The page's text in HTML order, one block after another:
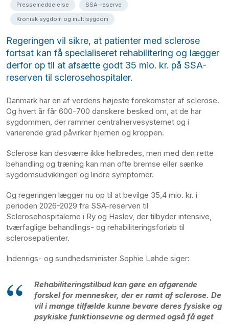
Pressemeddelelse
SSA-reserve
Kronisk sygdom og multisygdom
Regeringen vil sikre, at patienter med sclerose
fortsat kan få specialiseret rehabilitering og lægger
derfor op til at afsætte godt 35 mio. kr. på SSA-
reserven til sclerosehospitaler.
Danmark har en af verdens højeste forekomster af sclerose.
Og hvert år får 600-700 danskere besked om, at de har
sygdommen, der rammer centralnervesystemet og i
varierende grad påvirker hjernen og kroppen.
Sclerose kan desværre ikke helbredes, men med den rette
behandling og træning kan man ofte bremse eller sænke
sygdomsudviklingen og lindre symptomer.
Og regeringen lægger nu op til at bevilge 35,4 mio. kr. i
perioden 2026-2029 fra SSA-reserven til
Sclerosehospitalerne i Ry og Haslev, der tilbyder intensive,
tværfaglige behandlings- og rehabiliteringsforløb til
sclerosepatienter.
Indenrigs- og sundhedsminister Sophie Løhde siger:
Rehabiliteringstilbud kan gøre en afgørende
forskel for mennesker, der er ramt af sclerose. De
vil i mange tilfælde kunne bevare deres fysiske og
psykiske funktionsevne og dermed også få øget